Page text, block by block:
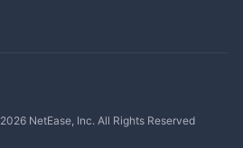
2026NetEase, Inc. All Rights Reserved